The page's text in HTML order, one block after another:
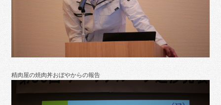
精肉屋の焼肉丼おぼやからの報告